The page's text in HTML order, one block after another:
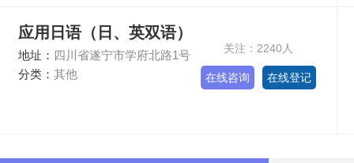
应用日语（日、英双语）
地址： 四川省遂宁市学府北路1号
分类： 其他
关注：2240人
在线咨询 在线登记